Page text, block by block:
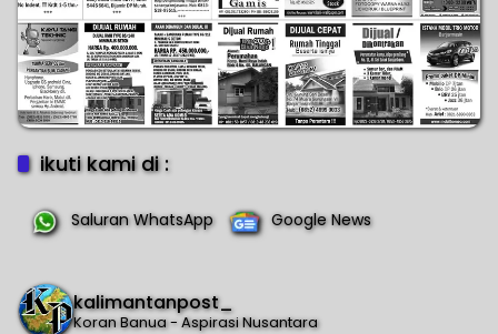
ikuti kami di :
Saluran WhatsApp Google News
kalimantanpost_
Koran Banua - Aspirasi Nusantara